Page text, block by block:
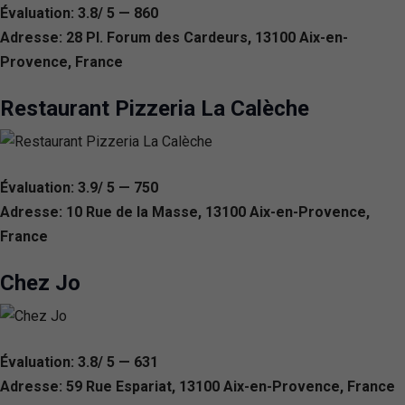
Évaluation: 3.8/ 5 — 860
Adresse: 28 Pl. Forum des Cardeurs, 13100 Aix-en-
Provence, France
Restaurant Pizzeria La Calèche
Évaluation: 3.9/ 5 — 750
Adresse: 10 Rue de la Masse, 13100 Aix-en-Provence,
France
Chez Jo
Évaluation: 3.8/ 5 — 631
Adresse: 59 Rue Espariat, 13100 Aix-en-Provence, France